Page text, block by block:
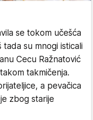
se tokom učešća
tada su mnogi isticali
Cecu Ražnatović
takmičenja.
a pevačica
zbog starije